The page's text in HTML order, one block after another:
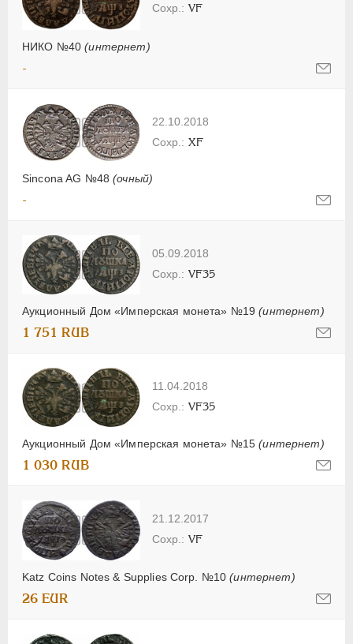
НИКО №40(интернет)
VF
-
22.10.2018
Sincona AG №48(очный)
XF
-
05.09.2018
Аукционный Дом «Имперская монета» №19(интернет)
VF35
1 751 RUB
11.04.2018
Аукционный Дом «Имперская монета» №15(интернет)
VF35
1 030 RUB
21.12.2017
Katz Coins Notes & Supplies Corp. №10(интернет)
VF
26 EUR